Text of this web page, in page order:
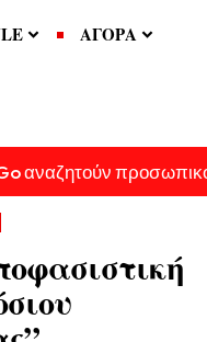
ΑΓΟΡΑ
αναζητούν